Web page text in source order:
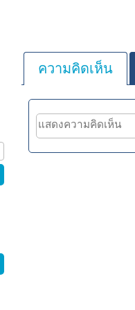
ความคิดเห็น